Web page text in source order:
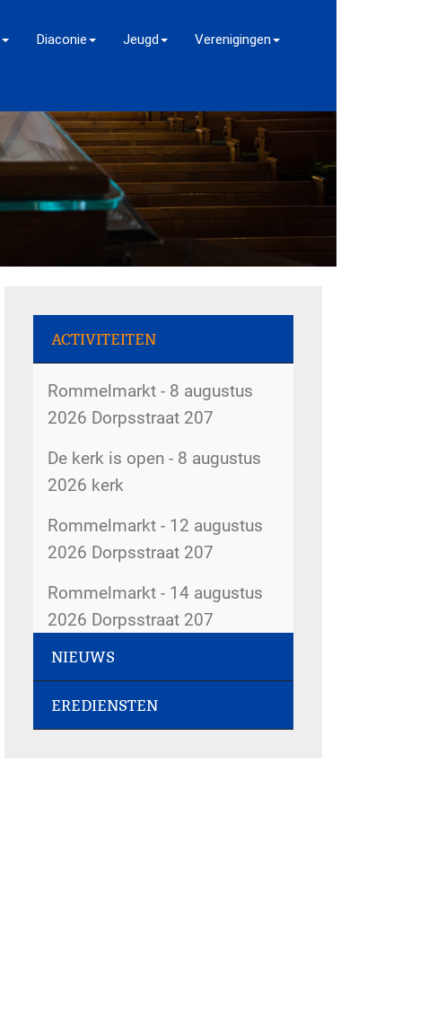
Diaconie Jeugd Verenigingen
ACTIVITEITEN
Rommelmarkt - 8 augustus
2026 Dorpsstraat 207
De kerk is open - 8 augustus
2026 kerk
Rommelmarkt - 12 augustus
2026 Dorpsstraat 207
Rommelmarkt - 14 augustus
2026 Dorpsstraat 207
Kopij kerkbode - 14 augustus
2026
5gemeenten@hervormdscherpenzeel.nl
NIEUWS
Gemeenteweekend - 31 juli
2026
EREDIENSTEN